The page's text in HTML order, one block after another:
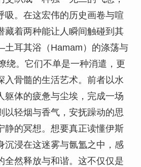
吸。在这宏伟的历史画卷与喧
藏着两种能让人瞬间触碰到其
耳其浴（Hamam）的涤荡与
绕。它们不单是一种消遣，更
入骨髓的生活艺术。前者以水
躯体的疲惫与尘埃，完成一场
以轻烟与香气，安抚躁动的思
静的冥想。想要真正读懂伊斯
沉浸在这迷雾与氤氲之中，感
全然释放与和谐。这不仅仅是